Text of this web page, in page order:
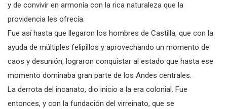
y de convivir en armonía con la rica naturaleza que la
providencia les ofrecía.
Fue así hasta que llegaron los hombres de Castilla, que con la
ayuda de múltiples felipillos y aprovechando un momento de
caos y desunión, lograron conquistar al estado que hasta ese
momento dominaba gran parte de los Andes centrales.
La derrota del incanato, dio inicio a la era colonial. Fue
entonces, y con la fundación del virreinato, que se